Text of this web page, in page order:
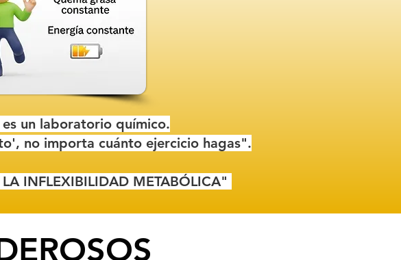
un laboratorio químico.
no importa cuánto ejercicio hagas".
INFLEXIBILIDAD METABÓLICA"